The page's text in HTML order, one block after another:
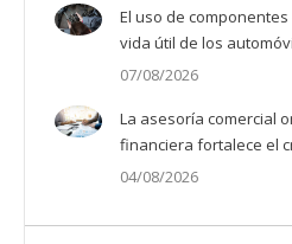
El uso de
vida útil de los
07/08/2026
La asesoría comercial
financiera fortalece el
04/08/2026